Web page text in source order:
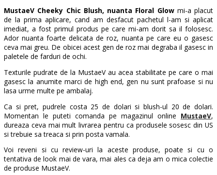
MustaeV Cheeky Chic Blush, nuanta Floral Glowmi-a placut
de la prima aplicare, cand am desfacut pachetul l-am si aplicat
imediat, a fost primul produs pe care mi-am dorit sa il folosesc.
Ador nuanta foarte delicata de roz, nuanta pe care eu o gasesc
ceva mai greu. De obicei acest gen de roz mai degraba il gasesc in
paletele de farduri de ochi.
Texturile pudrate de la MustaeV au acea stabilitate pe care o mai
gasesc la anumite marci de high end, gen nu sunt prafoase si nu
lasa urme multe pe ambalaj.
Ca si pret, pudrele costa 25 de dolari si blush-ul 20 de dolari.
Momentan le puteti comanda pe magazinul online MustaeV,
dureaza ceva mai mult livrarea pentru ca produsele sosesc din US
si trebuie sa treaca si prin posta vamala.
Voi reveni si cu review-uri la aceste produse, poate si cu o
tentativa de look mai de vara, mai ales ca deja am o mica colectie
de produse MustaeV.